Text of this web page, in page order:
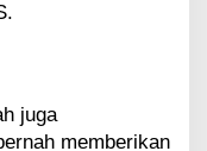
juga
memberikan